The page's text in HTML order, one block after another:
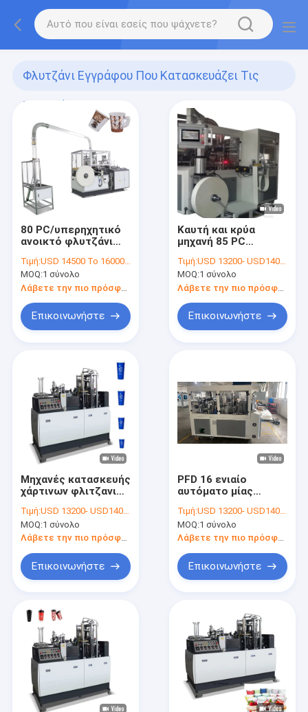
Φλυτζάνι Εγγράφου Που Κατασκευάζει Τις
Μηχανές
(135)
80 PC/υπερηχητικό
ανοικτό φλυτζάνι
εκκέντρων Mins με
τη λαβή που
κατασκευάζει τη
μηχανή
Τιμή:USD 14500 To 16000 Per Set
MOQ:1 σύνολο
Λάβετε την πιο πρόσφατη τιμή
Επικοινωνήστε
Καυτή και κρύα
μηχανή 85 PC
διάθεσης ποτών/
ελάχιστο φλυτζάνι
τσαγιού εγγράφου
που κατασκευάζει
τη μηχανή
Τιμή:USD 13200- USD14000 / set
MOQ:1 σύνολο
Επικοινωνήστε
Μηχανές κατασκευής
χάρτινων φλιτζανιών
διαμόρφωσης
χάρτινων κυπέλλων
χαρτοκιβωτίων
Τιμή:USD 13200- USD14000 / set
MOQ:1 σύνολο
Λάβετε την πιο πρόσφατη τιμή
Επικοινωνήστε
PFD 16 ενιαίο
αυτόματο μίας
μηχανών φλυτζανιών
τσαγιού ντυμένου
εγγράφου pe που
μηχανή
Τιμή:USD 13200- USD14000 / set
MOQ:1 σύνολο
Επικοινωνήστε